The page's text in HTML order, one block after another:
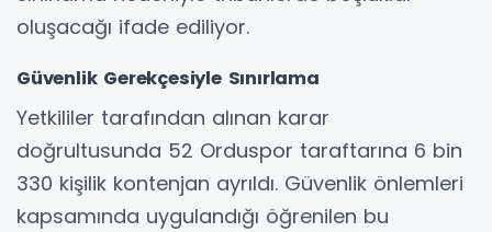
oluşacağı ifade ediliyor.
Güvenlik Gerekçesiyle Sınırlama
Yetkililer tarafından alınan karar
doğrultusunda 52 Orduspor taraftarına 6 bin
330 kişilik kontenjan ayrıldı. Güvenlik önlemleri
kapsamında uygulandığı öğrenilen bu